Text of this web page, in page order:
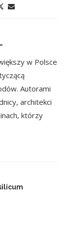
w Polsce
Autorami
architekci
którzy